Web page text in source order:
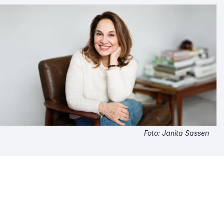
waarin inhoud, interactie en verbinding samenkomen.
Neem vrijblijvend contact op voor meer informatie of
om meteen een boeking te maken.
Foto: Janita Sassen